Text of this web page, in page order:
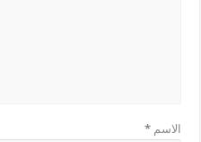
الاسم*